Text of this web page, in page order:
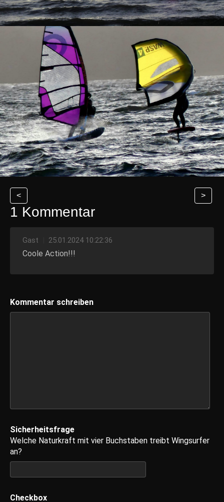
< >
1 Kommentar
Gast 25.01.2024 10:22:36
Coole Action!!!
Kommentar schreiben
Sicherheitsfrage
Welche Naturkraft mit vier Buchstaben treibt Wingsurfer
an?
Checkbox